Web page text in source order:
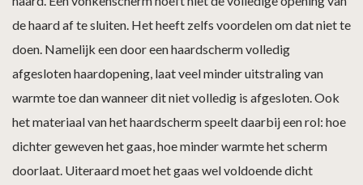
de haard af te sluiten. Het heeft zelfs voordelen om dat niet te
doen. Namelijk een door een haardscherm volledig
afgesloten haardopening, laat veel minder uitstraling van
warmte toe dan wanneer dit niet volledig is afgesloten. Ook
het materiaal van het haardscherm speelt daarbij een rol: hoe
dichter geweven het gaas, hoe minder warmte het scherm
doorlaat. Uiteraard moet het gaas wel voldoende dicht